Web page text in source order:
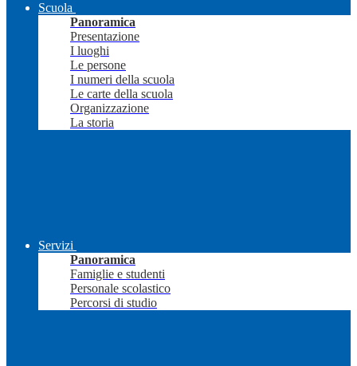
Scuola
Panoramica
Presentazione
I luoghi
Le persone
I numeri della scuola
Le carte della scuola
Organizzazione
La storia
Servizi
Panoramica
Famiglie e studenti
Personale scolastico
Percorsi di studio